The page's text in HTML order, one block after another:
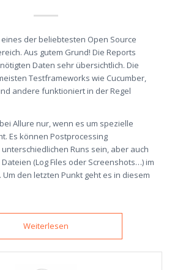
der beliebtesten Open Source
Aus gutem Grund! Die Reports
Daten sehr übersichtlich. Die
Testframeworks wie Cucumber,
andere funktioniert in der Regel
Allure nur, wenn es um spezielle
Es können Postprocessing
Runs sein, aber auch
(Log Files oder Screenshots…) im
den letzten Punkt geht es in diesem
Weiterlesen